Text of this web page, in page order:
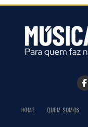
NÃO PERCA
HOME QUEM SOMOS